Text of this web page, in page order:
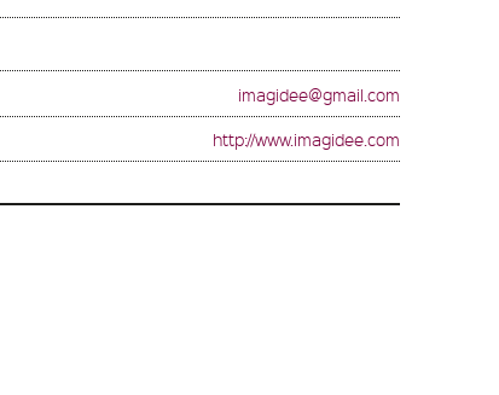
imagidee@gmail.com
http://www.imagidee.com